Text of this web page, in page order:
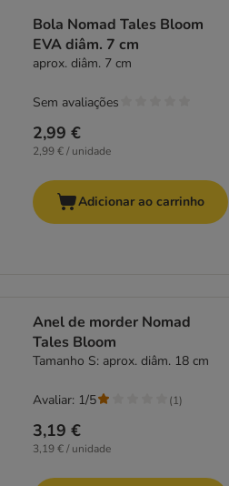
Bola Nomad Tales Bloom
EVA diâm. 7 cm
aprox. diâm. 7 cm
2,99 €
2,99 € / unidade
Sem avaliações
Adicionar ao carrinho
Anel de morder Nomad
Tales Bloom
Tamanho S: aprox. diâm. 18 cm
3,19 €
3,19 € / unidade
Avaliar: 1/5 (1)